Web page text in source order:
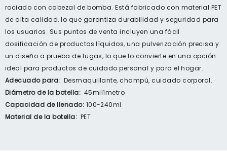
rociado con cabezal de bomba. Está fabricado con material PET
de alta calidad, lo que garantiza durabilidad y seguridad para
los usuarios. Sus puntos de venta incluyen una fácil
dosificación de productos líquidos, una pulverización precisa y
un diseño a prueba de fugas, lo que lo convierte en una opción
ideal para productos de cuidado personal y para el hogar.
Adecuado para: Desmaquillante, champú, cuidado corporal.
Diámetro de la botella: 45milímetro
Capacidad de llenado: 100-240ml
Material de la botella: PET